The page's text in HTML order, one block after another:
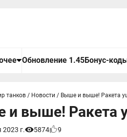
Обновление 1.45Бонус-
танков / Новости / Выше и выше! Ракета
и выше! Ракета
2023 г. 5874 9